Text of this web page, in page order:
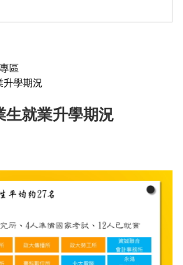
區
學期況
生就業升學期況